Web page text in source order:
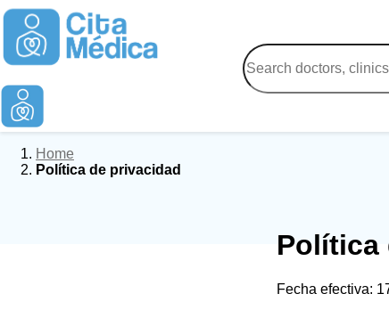
Home
Política de privacidad
Política
Fecha efectiva: